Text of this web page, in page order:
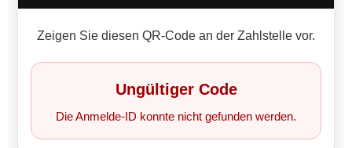
Zeigen Sie diesen QR‑Code an der Zahlstelle vor.
Ungültiger Code
Die Anmelde‑ID konnte nicht gefunden werden.